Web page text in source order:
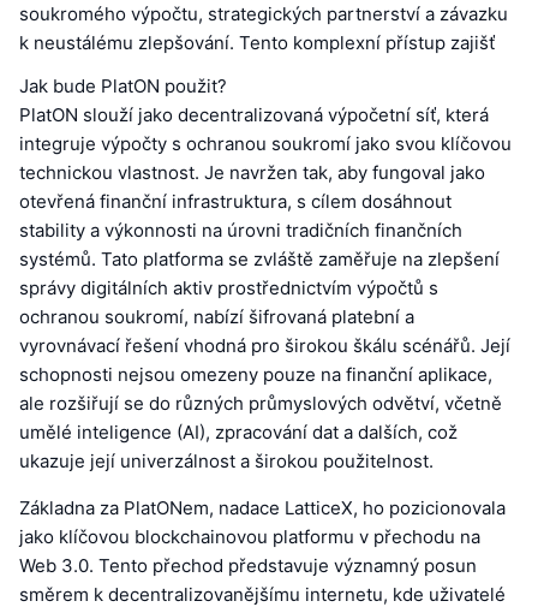
soukromého výpočtu, strategických partnerství a závazku
k neustálému zlepšování. Tento komplexní přístup zajišť
Jak bude PlatON použit?
PlatON slouží jako decentralizovaná výpočetní síť, která
integruje výpočty s ochranou soukromí jako svou klíčovou
technickou vlastnost. Je navržen tak, aby fungoval jako
otevřená finanční infrastruktura, s cílem dosáhnout
stability a výkonnosti na úrovni tradičních finančních
systémů. Tato platforma se zvláště zaměřuje na zlepšení
správy digitálních aktiv prostřednictvím výpočtů s
ochranou soukromí, nabízí šifrovaná platební a
vyrovnávací řešení vhodná pro širokou škálu scénářů. Její
schopnosti nejsou omezeny pouze na finanční aplikace,
ale rozšiřují se do různých průmyslových odvětví, včetně
umělé inteligence (AI), zpracování dat a dalších, což
ukazuje její univerzálnost a širokou použitelnost.
Základna za PlatONem, nadace LatticeX, ho pozicionovala
jako klíčovou blockchainovou platformu v přechodu na
Web 3.0. Tento přechod představuje významný posun
směrem k decentralizovanějšímu internetu, kde uživatelé